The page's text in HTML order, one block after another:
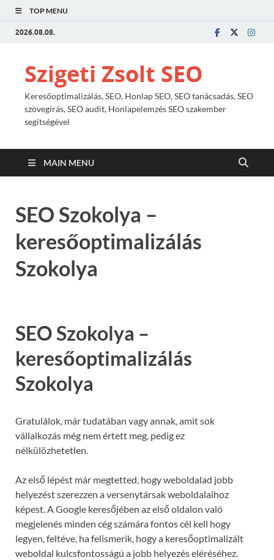
TOP MENU
2026.08.08.
Szigeti Zsolt SEO
Keresőoptimalizálás, SEO, Honlap SEO, SEO tanácsadás, SEO
szövegírás, SEO audit, Honlapelemzés SEO szakember
segítségével
MAIN MENU
SEO Szokolya –
keresőoptimalizálás
Szokolya
SEO Szokolya –
keresőoptimalizálás
Szokolya
Gratulálok, már tudatában vagy annak, amit sok
vállalkozás még nem értett meg, pedig ez
nélkülözhetetlen.
Az első lépést már megtetted, hogy weboldalad jobb
helyezést szerezzen a versenytársak weboldalaihoz
képest. A Google keresőjében az első oldalon való
megjelenés minden cég számára fontos cél kell hogy
legyen, feltéve, ha felismerik, hogy a keresőoptimalizált
weboldal kulcsfontosságú a jobb helyezés eléréséhez.